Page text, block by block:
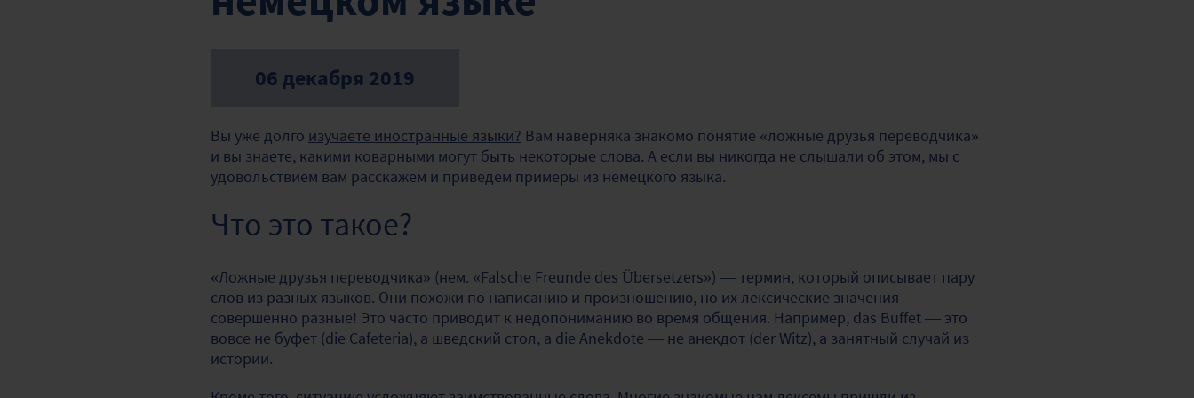
06 декабря 2019
Вы уже долго изучаете иностранные языки? Вам наверняка знакомо понятие «ложные друзья переводчика»
и вы знаете, какими коварными могут быть некоторые слова. А если вы никогда не слышали об этом, мы с
удовольствием вам расскажем и приведем примеры из немецкого языка.
Что это такое?
«Ложные друзья переводчика» (нем. «Falsche Freunde des Übersetzers») — термин, который описывает пару
слов из разных языков. Они похожи по написанию и произношению, но их лексические значения
совершенно разные! Это часто приводит к недопониманию во время общения. Например, das Buffet — это
вовсе не буфет (die Cafeteria), а шведский стол, а die Anekdote — не анекдот (der Witz), а занятный случай из
истории.